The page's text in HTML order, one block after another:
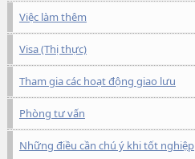
Việc làm thêm
Visa (Thị thực)
Tham gia các hoạt động giao lưu
Phòng tư vấn
Những điều cần chú ý khi tốt nghiệp